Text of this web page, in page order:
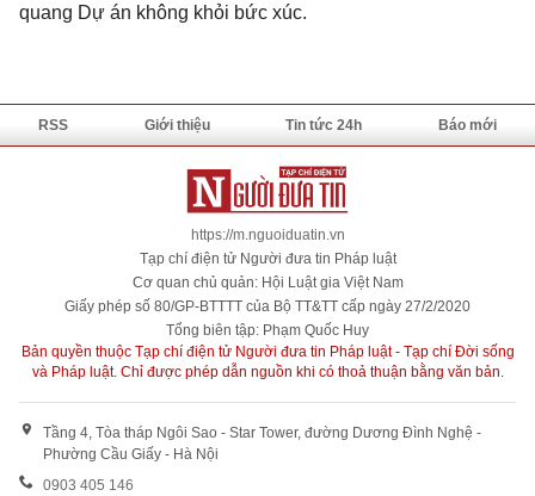
quang Dự án không khỏi bức xúc.
RSS Giới thiệu Tin tức 24h Báo mới
https://m.nguoiduatin.vn
Tạp chí điện tử Người đưa tin Pháp luật
Cơ quan chủ quản: Hội Luật gia Việt Nam
Giấy phép số 80/GP-BTTTT của Bộ TT&TT cấp ngày 27/2/2020
Tổng biên tập: Phạm Quốc Huy
Bản quyền thuộc Tạp chí điện tử Người đưa tin Pháp luật - Tạp chí Đời sống
và Pháp luật. Chỉ được phép dẫn nguồn khi có thoả thuận bằng văn bản.
Tầng 4, Tòa tháp Ngôi Sao - Star Tower, đường Dương Đình Nghệ -
Phường Cầu Giấy - Hà Nội
0903 405 146